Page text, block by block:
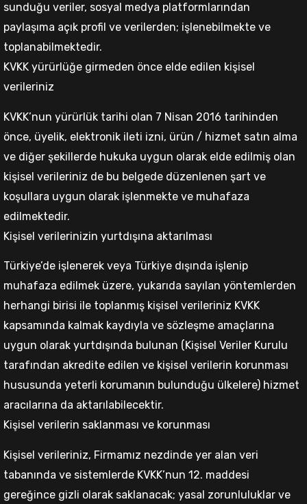
sunduğu veriler, sosyal medya platformlarından
paylaşıma açık profil ve verilerden; işlenebilmekte ve
toplanabilmektedir.
KVKK yürürlüğe girmeden önce elde edilen kişisel
verileriniz
KVKK’nun yürürlük tarihi olan 7 Nisan 2016 tarihinden
önce, üyelik, elektronik ileti izni, ürün / hizmet satın alma
ve diğer şekillerde hukuka uygun olarak elde edilmiş olan
kişisel verileriniz de bu belgede düzenlenen şart ve
koşullara uygun olarak işlenmekte ve muhafaza
edilmektedir.
Kişisel verilerinizin yurtdışına aktarılması
Türkiye’de işlenerek veya Türkiye dışında işlenip
muhafaza edilmek üzere, yukarıda sayılan yöntemlerden
herhangi birisi ile toplanmış kişisel verileriniz KVKK
kapsamında kalmak kaydıyla ve sözleşme amaçlarına
uygun olarak yurtdışında bulunan (Kişisel Veriler Kurulu
tarafından akredite edilen ve kişisel verilerin korunması
hususunda yeterli korumanın bulunduğu ülkelere) hizmet
aracılarına da aktarılabilecektir.
Kişisel verilerin saklanması ve korunması
Kişisel verileriniz, Firmamız nezdinde yer alan veri
tabanında ve sistemlerde KVKK’nun 12. maddesi
gereğince gizli olarak saklanacak; yasal zorunluluklar ve